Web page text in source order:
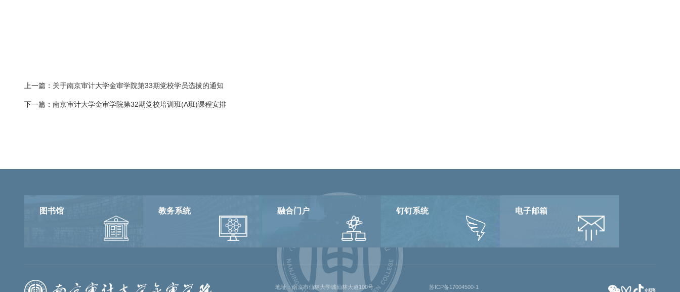
融合门户 校园邮箱 访客申请 WebVPN
上一篇： 关于南京审计大学金审学院第33期党校学员选拔的通知
下一篇： 南京审计大学金审学院第32期党校培训班(A班)课程安排
图书馆 教务系统 融合门户 钉钉系统 电子邮箱
地址：南京市仙林大学城仙林大道100号 苏ICP备17004500-1